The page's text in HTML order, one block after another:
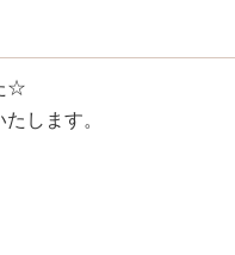
☆
します。